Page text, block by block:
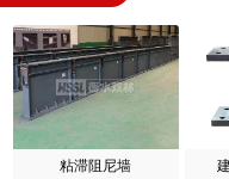
粘滞阻尼墙